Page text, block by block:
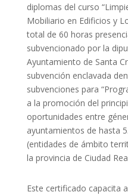
diplomas del curso
Mobiliario en Edificios y
total de 60 horas
subvencionado por la
Ayuntamiento de Santa
subvención enclavada
subvenciones para
a la promoción del
oportunidades entre
ayuntamientos de hasta
(entidades de ámbito
la provincia de Ciudad
Este certificado capacita